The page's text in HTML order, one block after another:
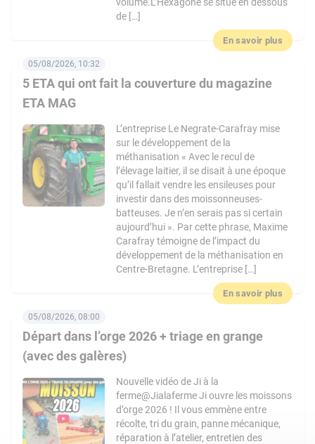
de […]
En savoir plus
5 ETA qui ont fait la couverture du magazine
ETA MAG
05/08/2026, 10:32
L’entreprise Le Negrate-Carafray mise
sur le développement de la
méthanisation « Avec le recul de
l’élevage laitier, il se disait à une époque
qu’il fallait vendre les ensileuses pour
investir dans des moissonneuses-
batteuses. Je n’en serais pas si certain
aujourd’hui ». Par cette phrase, Maxime
Carafray témoigne de l’impact du
développement de la méthanisation en
Centre-Bretagne. L’entreprise […]
En savoir plus
Départ dans l’orge 2026 + triage en grange
(avec des galères)
05/08/2026, 08:00
Nouvelle vidéo de Ji à la
ferme@Jialaferme Ji ouvre les moissons
d’orge 2026 ! Il vous emmène entre
récolte, tri du grain, panne mécanique,
réparation à l’atelier, entretien des